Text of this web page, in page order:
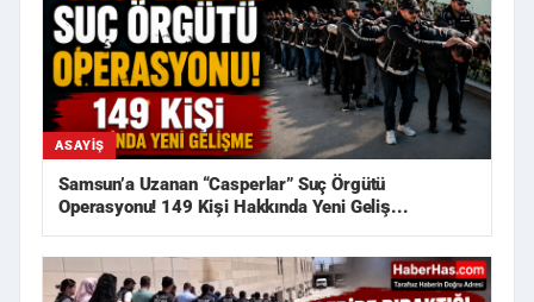
ASAYIŞ
Samsun’a Uzanan “Casperlar” Suç Örgütü
Operasyonu! 149 Kişi Hakkında Yeni Geliş...